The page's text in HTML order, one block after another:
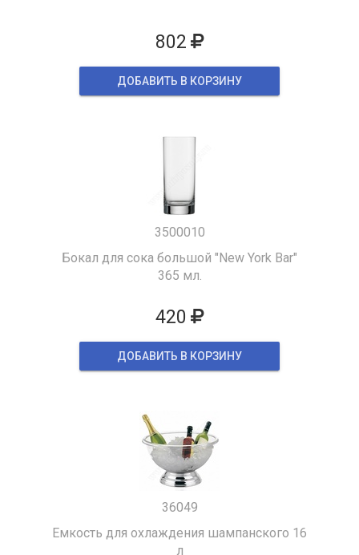
802
ДОБАВИТЬ В КОРЗИНУ
3500010
Бокал для сока большой "New York Bar"
365 мл.
420
ДОБАВИТЬ В КОРЗИНУ
36049
Емкость для охлаждения шампанского 16
л